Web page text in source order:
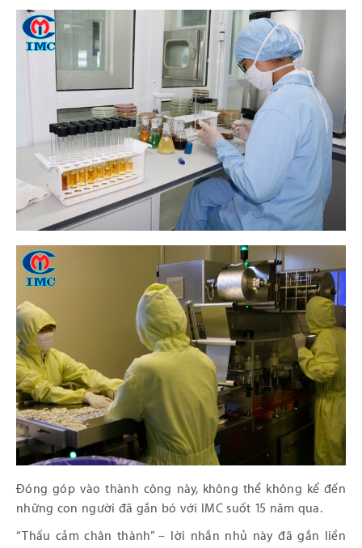
Đóng góp vào thành công này, không thể không kể đến
những con người đã gắn bó với IMC suốt 15 năm qua.
“Thấu cảm chân thành” – lời nhắn nhủ này đã gắn liền